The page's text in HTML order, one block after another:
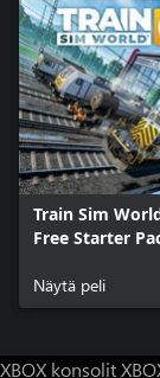
Train Sim
Free Starter
Näytä peli
XBOX konsolit